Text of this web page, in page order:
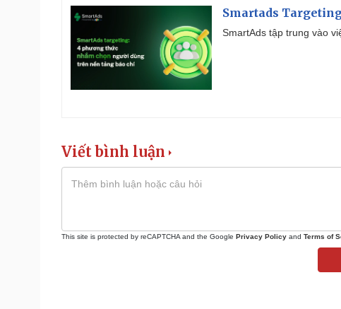
Smartads
SmartAds tập trung vào
Viết bình luận
This site is protected by reCAPTCHA and the Google Privacy Policy and Terms of